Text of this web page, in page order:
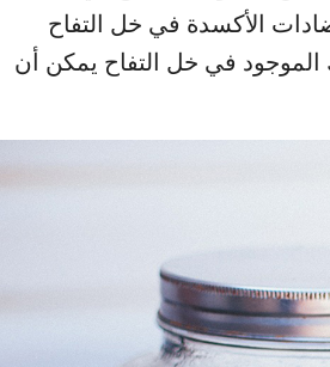
الأكسدة في خل التفاح
في خل التفاح يمكن أن